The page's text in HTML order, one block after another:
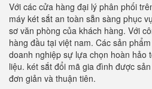
Với các cửa hàng đại lý phân phối
máy két sắt an toàn sẵn sàng phục
sơ văn phòng của khách hàng. Với
hàng đầu tại việt nam. Các sản
doanh nghiệp sự lựa chọn hoàn hảo
liệu. két sắt đổi mã gia đình được
đơn giản và thuận tiên.